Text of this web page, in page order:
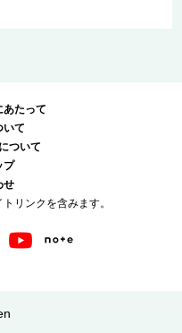
あたって
いて
ついて
プ
せ
リンクを含みます。